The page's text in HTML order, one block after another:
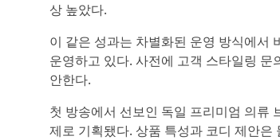
상 높았다.
이 같은 성과는 차별화된 운영 방식에서
운영하고 있다. 사전에 고객 스타일링
안한다.
첫 방송에서 선보인 독일 프리미엄 의류
제로 기획됐다. 상품 특성과 코디 제안은